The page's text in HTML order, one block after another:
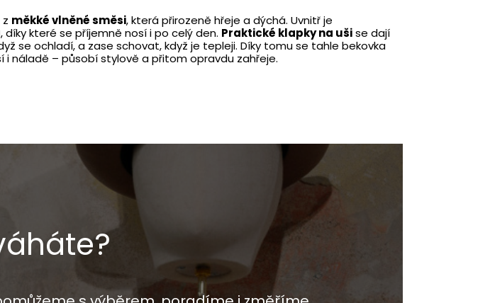
měkké vlněné směsi, která přirozeně hřeje a dýchá. Uvnitř je
, díky které se příjemně nosí i po celý den. Praktické klapky na ušise dají
se ochladí, a zase schovat, když je tepleji. Díky tomu se tahle bekovka
i náladě – působí stylově a přitom opravdu zahřeje.